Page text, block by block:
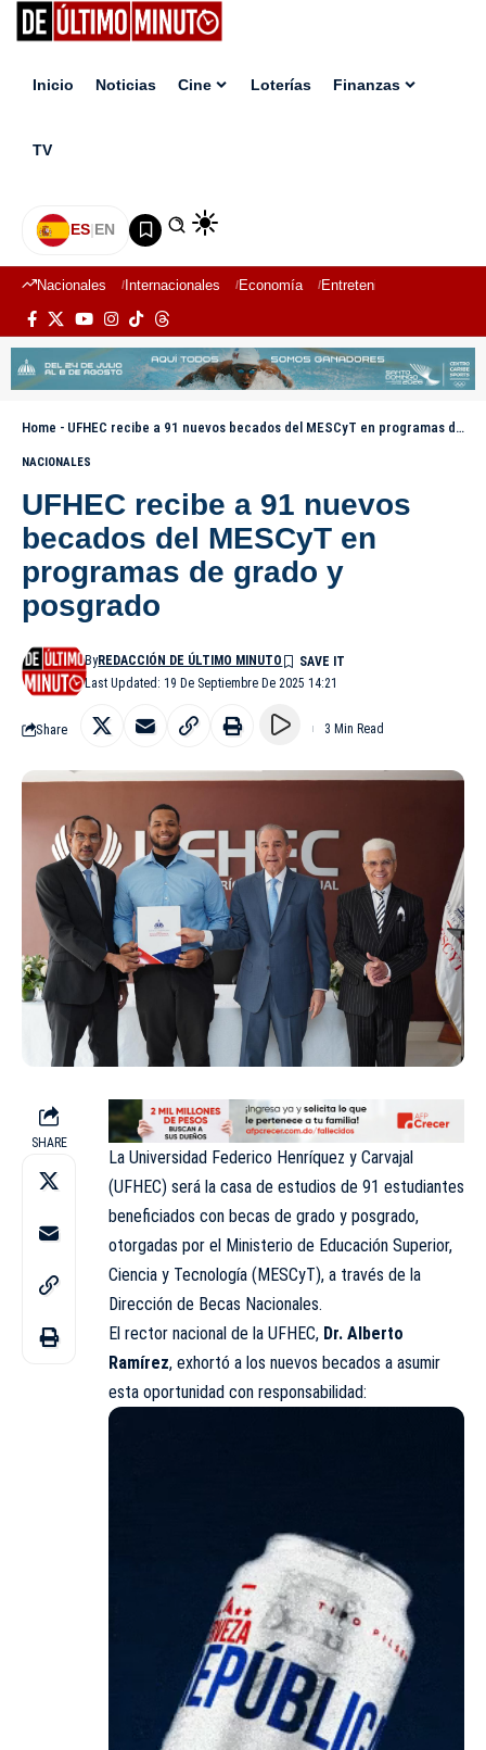
Inicio Noticias Cine Loterías Finanzas
TV
ES|EN
Nacionales Internacionales Economía Entretenimiento
Home - UFHEC recibe a 91 nuevos becados del MESCyT en programas de grado y posgrado
NACIONALES
UFHEC recibe a 91 nuevos
becados del MESCyT en
programas de grado y
posgrado
Last Updated: 19 De Septiembre De 2025 14:21
ByREDACCIÓN DE ÚLTIMO MINUTO
Share 3 Min Read
SHARE
La Universidad Federico Henríquez y Carvajal
(UFHEC) será la casa de estudios de 91 estudiantes
beneficiados con becas de grado y posgrado,
otorgadas por el Ministerio de Educación Superior,
Ciencia y Tecnología (MESCyT), a través de la
Dirección de Becas Nacionales.
El rector nacional de la UFHEC, Dr. Alberto
Ramírez, exhortó a los nuevos becados a asumir
esta oportunidad con responsabilidad: